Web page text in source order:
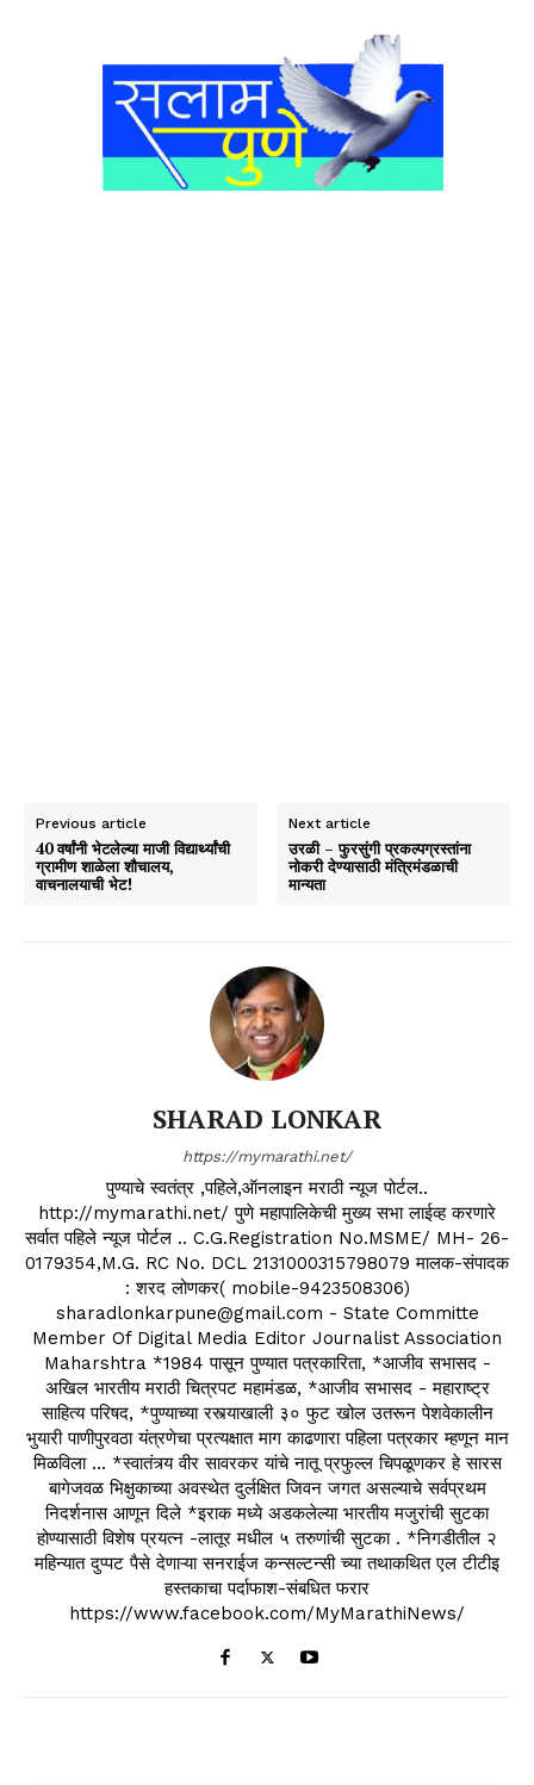
Previous article
40 वर्षांनी भेटलेल्या माजी विद्यार्थ्यांची
ग्रामीण शाळेला शौचालय,
वाचनालयाची भेट!
Next article
उरळी – फुरसुंगी प्रकल्पग्रस्तांना
नोकरी देण्यासाठी मंत्रिमंडळाची
मान्यता
SHARAD LONKAR
https://mymarathi.net/
पुण्याचे स्वतंत्र ,पहिले,ऑनलाइन मराठी न्यूज पोर्टल..
http://mymarathi.net/ पुणे महापालिकेची मुख्य सभा लाईव्ह करणारे
सर्वात पहिले न्यूज पोर्टल .. C.G.Registration No.MSME/ MH- 26-
0179354,M.G. RC No. DCL 2131000315798079 मालक-संपादक
: शरद लोणकर( mobile-9423508306)
sharadlonkarpune@gmail.com - State Committe
Member Of Digital Media Editor Journalist Association
Maharshtra *1984 पासून पुण्यात पत्रकारिता, *आजीव सभासद -
अखिल भारतीय मराठी चित्रपट महामंडळ, *आजीव सभासद - महाराष्ट्र
साहित्य परिषद, *पुण्याच्या रस्त्याखाली ३० फुट खोल उतरून पेशवेकालीन
भुयारी पाणीपुरवठा यंत्रणेचा प्रत्यक्षात माग काढणारा पहिला पत्रकार म्हणून मान
मिळविला ... *स्वातंत्र्य वीर सावरकर यांचे नातू प्रफुल्ल चिपळूणकर हे सारस
बागेजवळ भिक्षुकाच्या अवस्थेत दुर्लक्षित जिवन जगत असल्याचे सर्वप्रथम
निदर्शनास आणून दिले *इराक मध्ये अडकलेल्या भारतीय मजुरांची सुटका
होण्यासाठी विशेष प्रयत्न -लातूर मधील ५ तरुणांची सुटका . *निगडीतील २
महिन्यात दुप्पट पैसे देणाऱ्या सनराईज कन्सल्टन्सी च्या तथाकथित एल टीटीइ
हस्तकाचा पर्दाफाश-संबधित फरार
https://www.facebook.com/MyMarathiNews/